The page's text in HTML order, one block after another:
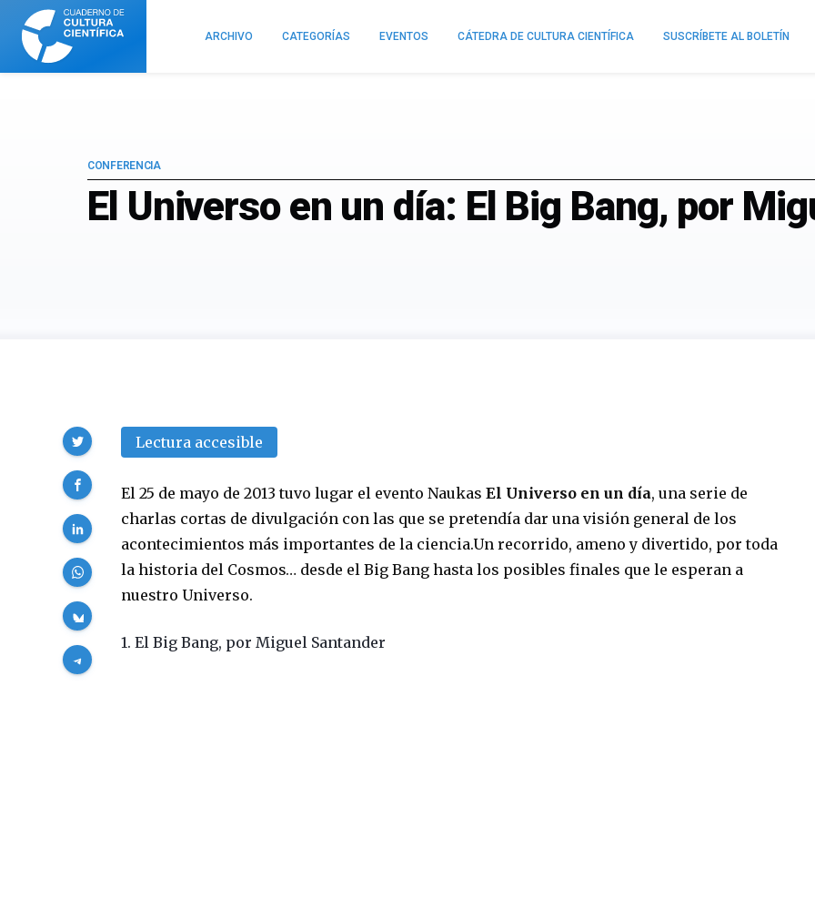
Cuaderno
Cultura
Científica
ARCHIVO CATEGORÍAS EVENTOS CÁTEDRA DE CULTURA CIENTÍFICA SUSCRÍBETE AL BOLETÍN
El Universo en un día: El Big Bang, por
CONFERENCIA
Lectura accesible
El 25 de mayo de 2013 tuvo lugar el evento NaukasEl Universo en un día, una serie de
charlas cortas de divulgación con las que se pretendía dar una visión general de los
acontecimientos más importantes de la ciencia.Un recorrido, ameno y divertido, por toda
la historia del Cosmos… desde el Big Bang hasta los posibles finales que le esperan a
nuestro Universo.
1. El Big Bang, por Miguel Santander
Compartir